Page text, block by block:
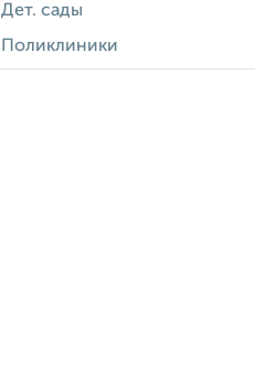
Дет. сады
Поликлиники